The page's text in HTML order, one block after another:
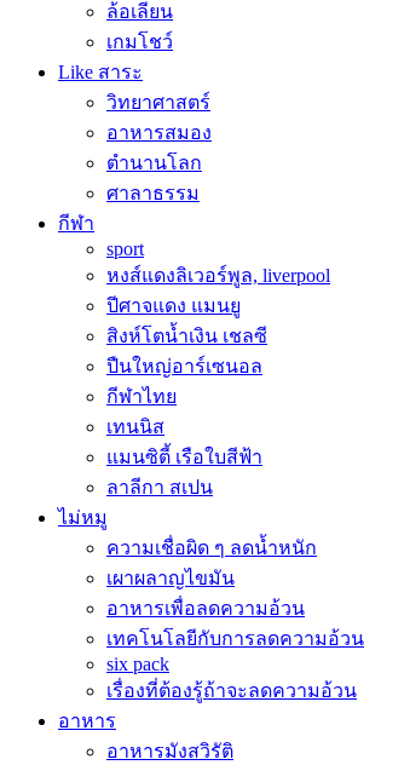
ล้อเลียน
เกมโชว์
Like สาระ
วิทยาศาสตร์
อาหารสมอง
ตำนานโลก
ศาลาธรรม
กีฬา
sport
หงส์แดงลิเวอร์พูล, liverpool
ปีศาจแดง แมนยู
สิงห์โตน้ำเงิน เชลซี
ปืนใหญ่อาร์เซนอล
กีฬาไทย
เทนนิส
แมนซิตี้ เรือใบสีฟ้า
ลาลีกา สเปน
ไม่หมู
ความเชื่อผิด ๆ ลดน้ำหนัก
เผาผลาญไขมัน
อาหารเพื่อลดความอ้วน
เทคโนโลยีกับการลดความอ้วน
six pack
เรื่องที่ต้องรู้ถ้าจะลดความอ้วน
อาหาร
อาหารมังสวิรัติ